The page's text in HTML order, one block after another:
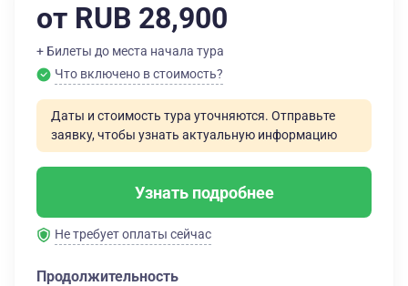
от RUB 28,900
+ Билеты до места начала тура
Что включено в стоимость?
Даты и стоимость тура уточняются. Отправьте
заявку, чтобы узнать актуальную информацию
Узнать подробнее
Не требует оплаты сейчас
Продолжительность